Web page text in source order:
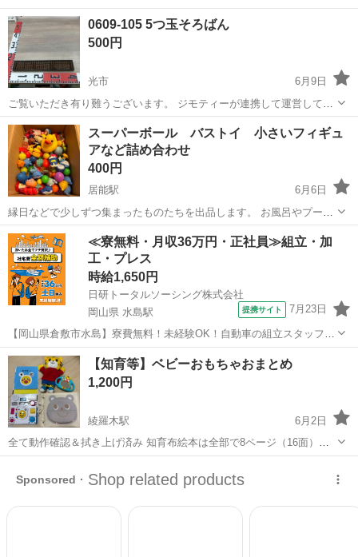
ます。 粗⼤ごみ等の減量を⽬的にまだ使えるものをリユースしていま
す。 ★★★★★ ご自宅にある不要品を是非ジモティースポットへお持
ち込みしません...
山口 光市 リユース
0609-105 5つ玉そろばん
500円
光市
6月9日
ご覧いただき有り難うございます。 ジモティーが連携して運営してい
ます。 粗⼤ごみ等の減量を⽬的にまだ使えるものをリユースしていま
す。 ★★★★★ ご自宅にある不要品を是非ジモティースポットへお持
ち込みしません...
山口 光市 おもちゃ
スーパーボール バストイ 小さいフィギュ
アなど詰め合わせ
400円
居能駅
6月6日
縁日などで少しずつ集まったものたちを出品します。 お風呂やプール
に浮かばせて遊べます。 よく分からない小さなフィギュアなども入っ
ています。
山口 宇部市 居能駅 おもちゃ
≪寮無料・月収36万円・正社員≫組立・加
工・プレス
時給1,650円
日研トータルソーシング株式会社
岡山県 水島駅
提携サイト 7月23日
【岡山県倉敷市水島】寮費無料！未経験OK！自動車の組立スタッフ
《お仕事No.NS0089》 お仕事について 車の組立作業です。専用レール
に乗って流れてくる車の骨組みに、車内外の各部品・ハンドル・足回
り・ドア・シートなどの各...
岡山 倉敷市 水島駅 その他
【知育等】ベビーおもちゃおまとめ
1,200円
綾羅木駅
6月2日
全て動作確認＆拭き上げ済み 知育布絵本は全部で8ページ（16面）で
す！ しまじろう歯磨きミラーは表面に細かいキズありますが問題なく
使えるかと思います。 しまじろうパペットはほぼ使っていません。 い
っぱいスイッチ（定価¥...